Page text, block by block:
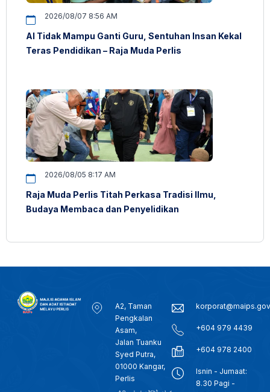
2026/08/07 8:56 AM
AI Tidak Mampu Ganti Guru, Sentuhan Insan Kekal
Teras Pendidikan – Raja Muda Perlis
2026/08/05 8:17 AM
Raja Muda Perlis Titah Perkasa Tradisi Ilmu,
Budaya Membaca dan Penyelidikan
A2, Taman
Pengkalan
Asam,
Jalan Tuanku
Syed Putra,
01000 Kangar,
Perlis
+604 979 4439
+604 978 2400
Isnin - Jumaat:
8.30 Pagi -